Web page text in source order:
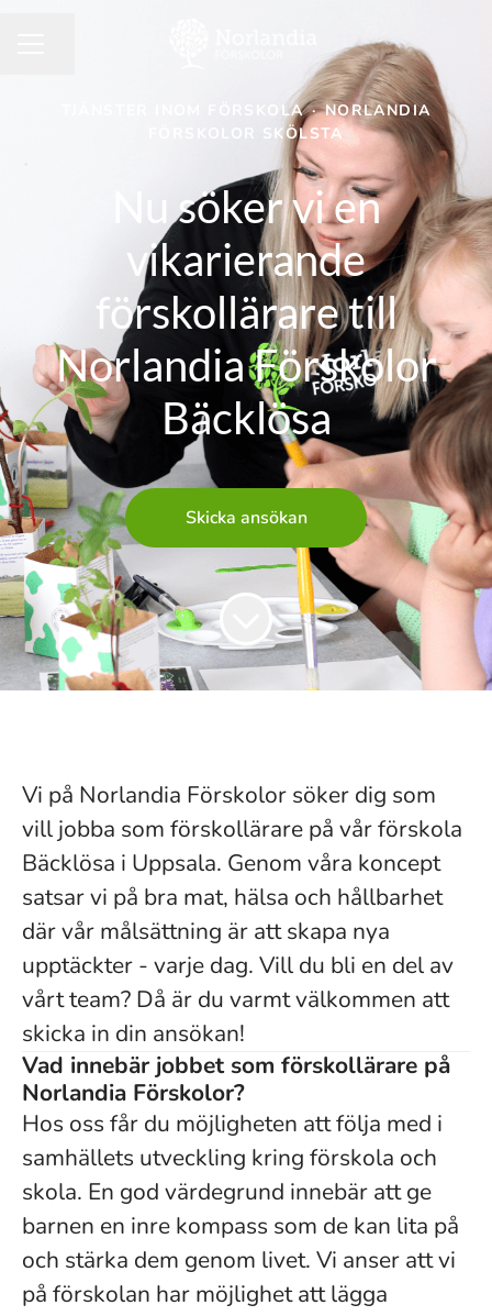
TJÄNSTER INOM FÖRSKOLA · NORLANDIA
FÖRSKOLOR SKÖLSTA
Nu söker vi en
vikarierande
förskollärare till
Norlandia Förskolor
Bäcklösa
Skicka ansökan
Vi på Norlandia Förskolor söker dig som
vill jobba som förskollärare på vår förskola
Bäcklösa i Uppsala. Genom våra koncept
satsar vi på bra mat, hälsa och hållbarhet
där vår målsättning är att skapa nya
upptäckter - varje dag. Vill du bli en del av
vårt team? Då är du varmt välkommen att
skicka in din ansökan!
Vad innebär jobbet som förskollärare på
Norlandia Förskolor?
Hos oss får du möjligheten att följa med i
samhällets utveckling kring förskola och
skola. En god värdegrund innebär att ge
barnen en inre kompass som de kan lita på
och stärka dem genom livet. Vi anser att vi
på förskolan har möjlighet att lägga